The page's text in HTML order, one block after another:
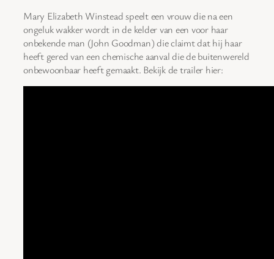
Mary Elizabeth Winstead speelt een vrouw die na een
ongeluk wakker wordt in de kelder van een voor haar
onbekende man (John Goodman) die claimt dat hij haar
heeft gered van een chemische aanval die de buitenwereld
onbewoonbaar heeft gemaakt. Bekijk de trailer hier: